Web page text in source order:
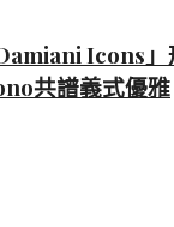
Icons」
共譜義式優雅